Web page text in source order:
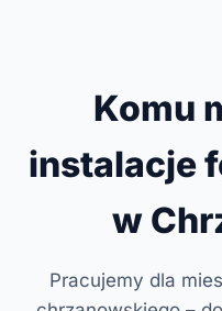
Komu
instalacje
w
Pracujemy dla